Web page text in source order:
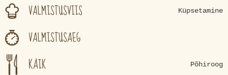
VALMISTUSVIIS Küpsetamine
VALMISTUSAEG
KÄIK
Põhiroog